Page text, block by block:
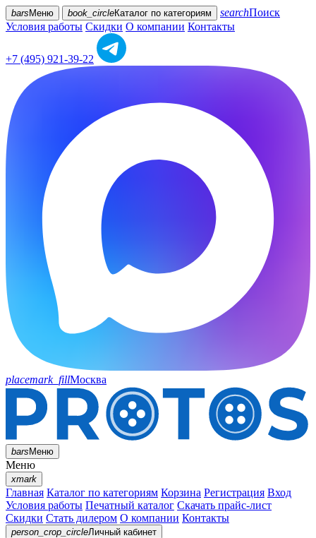
bars Меню book_circleКаталог по категориям searchПоиск
Условия работы Скидки О компании Контакты
+7 (495) 921-39-22
placemark_fillМосква
barsМеню
Меню
xmark
Главная Каталог по категориям Корзина Регистрация Вход
Условия работы Печатный каталог Скачать прайс-лист
Скидки Стать дилером О компании Контакты
person_crop_circleЛичный кабинет